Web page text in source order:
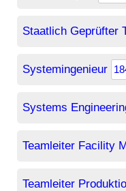
Staatlich Geprüfter
Systemingenieur
Systems
Teamleiter Facility
Teamleiter